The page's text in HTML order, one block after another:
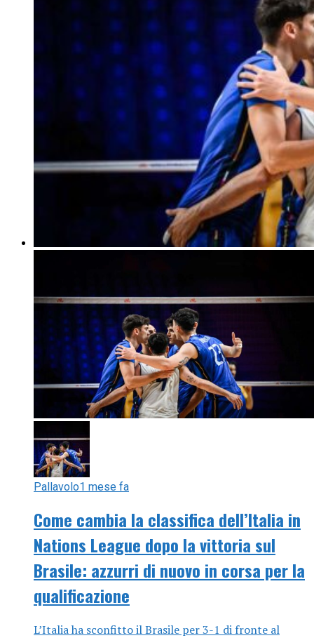
Pallavolo1 mese fa
Come cambia la classifica dell’Italia in
Nations League dopo la vittoria sul
Brasile: azzurri di nuovo in corsa per la
qualificazione
L’Italia ha sconfitto il Brasile per 3-1 di fronte al